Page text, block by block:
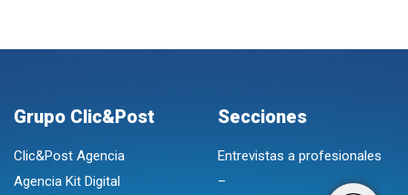
Grupo Clic&Post
Clic&Post Agencia
Agencia Kit Digital
Secciones
Entrevistas a profesionales
–